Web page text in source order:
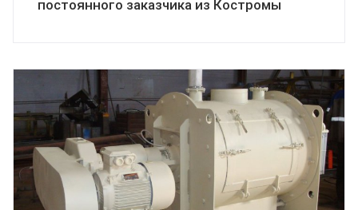
постоянного заказчика из Костромы